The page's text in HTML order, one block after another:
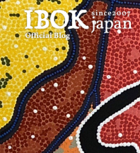
コ
ン
テ
ン
ツ
へ
ス
キ
ッ
プ